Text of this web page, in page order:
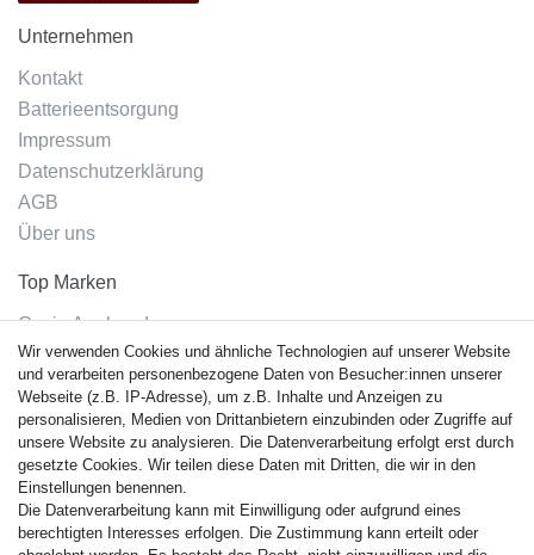
Unternehmen
Kontakt
Batterieentsorgung
Impressum
Datenschutzerklärung
AGB
Über uns
Top Marken
Casio Armband
Festina Armband
Citizen Armband
M. Lacroix Armband
J. Lemans Armband
Uhrenarmbänder - Alle
Sicherheit
Wir verwenden Cookies und ähnliche Technologien auf unserer Website
und verarbeiten personenbezogene Daten von Besucher:innen unserer
Webseite (z.B. IP-Adresse), um z.B. Inhalte und Anzeigen zu
personalisieren, Medien von Drittanbietern einzubinden oder Zugriffe auf
unsere Website zu analysieren. Die Datenverarbeitung erfolgt erst durch
gesetzte Cookies. Wir teilen diese Daten mit Dritten, die wir in den
Einstellungen benennen.
Die Datenverarbeitung kann mit Einwilligung oder aufgrund eines
berechtigten Interesses erfolgen. Die Zustimmung kann erteilt oder